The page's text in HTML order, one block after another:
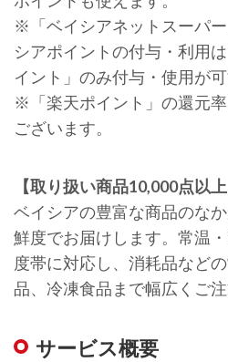
※「ベイシアネットスーパ
シアポイントの付与・利用
イント」のみ付与・使用が可
※「楽天ポイント」の還元
ございます。
【取り扱い商品10,000点以上
ベイシアの豊富な商品のな
鮮度でお届けします。常温
度帯に対応し、消耗品など
品、冷凍食品まで幅広くご注
サービス概要